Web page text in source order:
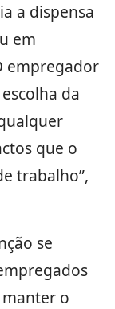
a dispensa
em
empregador
da
que o
trabalho”,
se
o